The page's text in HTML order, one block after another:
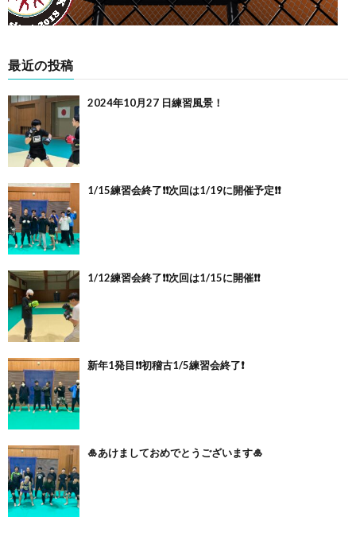
最近の投稿
2024年10月27 日練習風景！
1/15練習会終了❗️❗️次回は1/19に開催予定❗️❗️
1/12練習会終了❗️❗️次回は1/15に開催❗️❗️
新年1発目❗️❗️初稽古1/5練習会終了❗️
🎍あけましておめでとうございます🎍